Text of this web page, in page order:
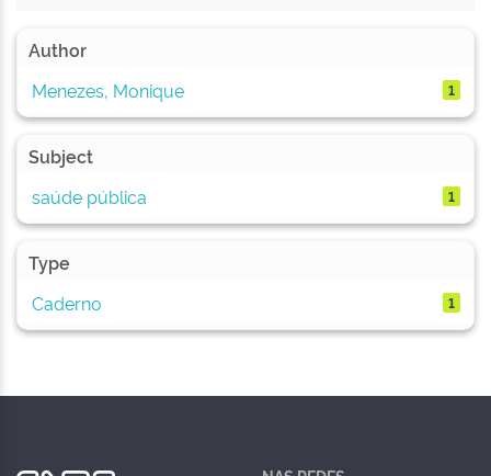
Author
Menezes, Monique
1
Subject
saúde pública
1
Type
Caderno
1